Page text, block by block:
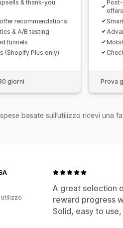
Prestazioni del
& thank-you
recommendations
& A/B testing
funnels
(Shopify Plus only)
giorni
offers
Prova
basate sull’utilizzo ricevi una
A great selection
reward progress
Solid, easy to
utilizzo